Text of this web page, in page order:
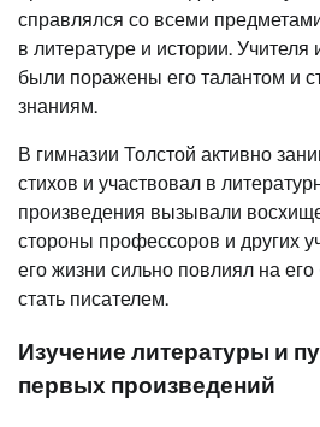
справлялся со всеми
в литературе и истории.
были поражены его талантом и
знаниям.
В гимназии Толстой активно
стихов и участвовал в
произведения вызывали
стороны профессоров и других
его жизни сильно повлиял на
стать писателем.
Изучение литературы и
первых произведений